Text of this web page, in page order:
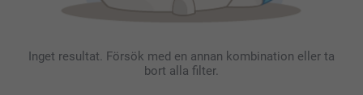
Inget resultat. Försök med en annan kombination eller ta
bort alla filter.